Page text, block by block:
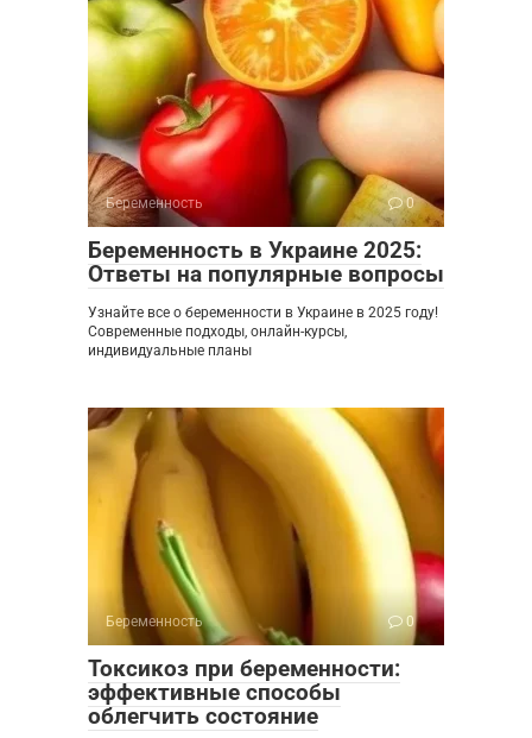
Беременность 0
Беременность в Украине 2025:
Ответы на популярные вопросы
Узнайте все о беременности в Украине в 2025 году!
Современные подходы, онлайн-курсы,
индивидуальные планы
Беременность 0
Токсикоз при беременности:
эффективные способы
облегчить состояние